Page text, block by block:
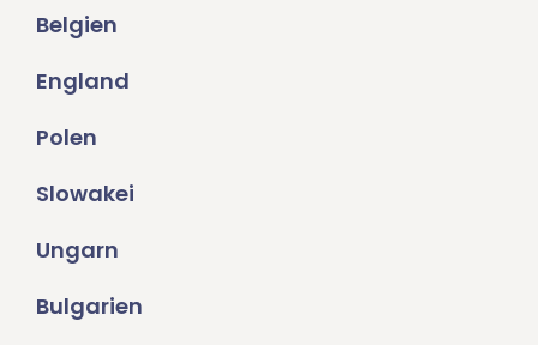
Belgien
England
Polen
Slowakei
Ungarn
Bulgarien